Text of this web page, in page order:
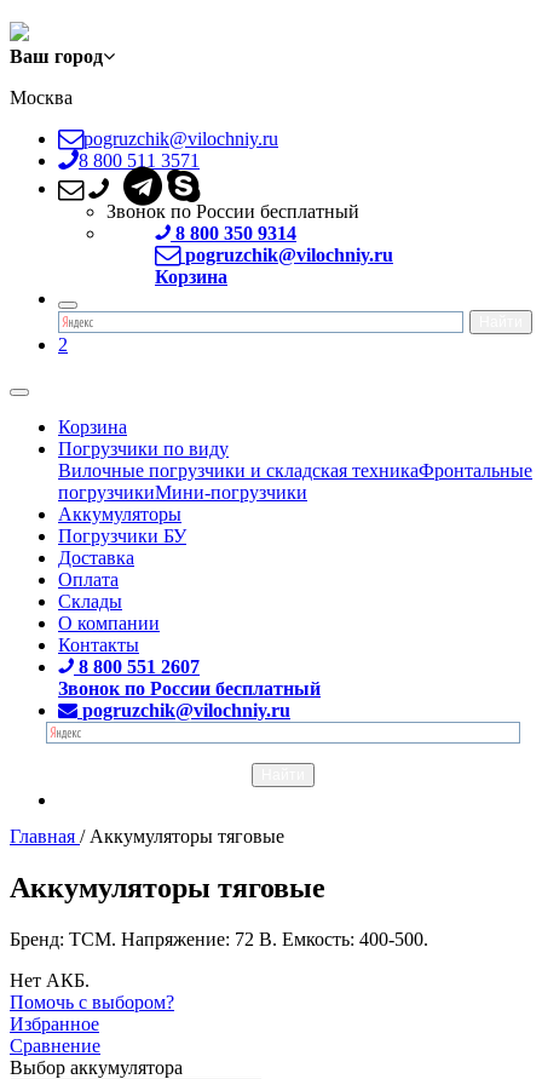
Ваш город
Москва
pogruzchik@vilochniy.ru
8 800 511 3571
Звонок по России бесплатный
8 800 350 9314
pogruzchik@vilochniy.ru
Корзина
2
Корзина
Погрузчики по виду
Вилочные погрузчики и складская техникаФронтальные
погрузчикиМини-погрузчики
Аккумуляторы
Погрузчики БУ
Доставка
Оплата
Склады
О компании
Контакты
8 800 551 2607
Звонок по России бесплатный
pogruzchik@vilochniy.ru
Главная / Аккумуляторы тяговые
Аккумуляторы тяговые
Бренд: TCM. Напряжение: 72 В. Емкость: 400-500.
Нет АКБ.
Помочь с выбором?
Избранное
Сравнение
Выбор аккумулятора